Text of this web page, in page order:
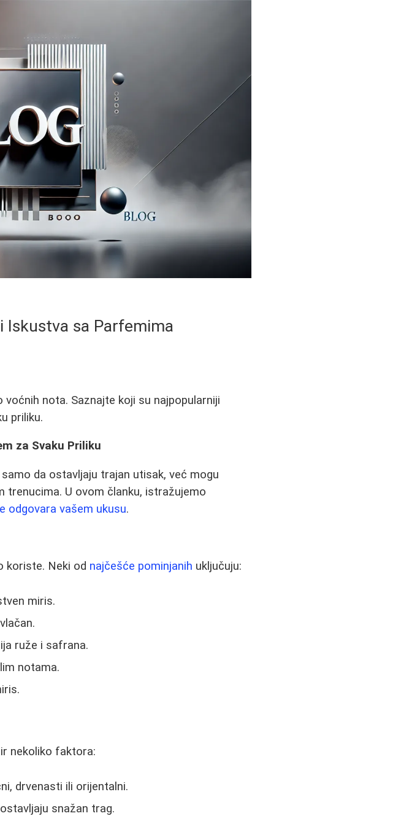
Iskustva sa Parfemima
nota. Saznajte koji su najpopularniji
priliku.
za Svaku Priliku
da ostavljaju trajan utisak, već mogu
trenucima. U ovom članku, istražujemo
odgovara vašem ukusu.
koriste. Neki od najčešće pominjanih uključuju:
miris.
ruže i safrana.
notama.
nekoliko faktora:
drvenasti ili orijentalni.
snažan trag.